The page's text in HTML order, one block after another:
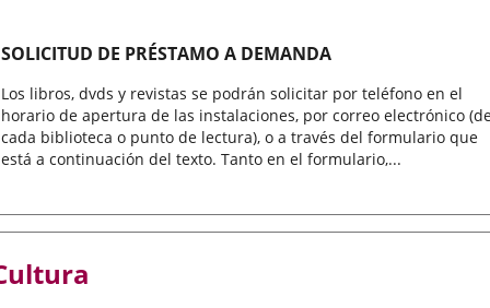
SOLICITUD DE PRÉSTAMO A DEMANDA
Los libros, dvds y revistas se podrán solicitar por teléfono en el
horario de apertura de las instalaciones, por correo electrónico
cada biblioteca o punto de lectura), o a través del formulario que
está a continuación del texto. Tanto en el formulario,...